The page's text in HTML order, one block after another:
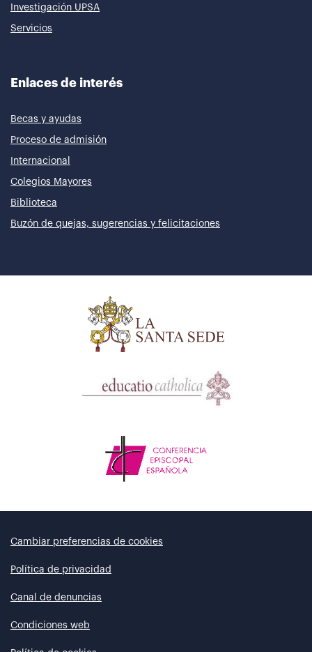
Investigación UPSA
Servicios
Enlaces de interés
Becas y ayudas
Proceso de admisión
Internacional
Colegios Mayores
Biblioteca
Buzón de quejas, sugerencias y felicitaciones
Cambiar preferencias de cookies
Política de privacidad
Canal de denuncias
Condiciones web